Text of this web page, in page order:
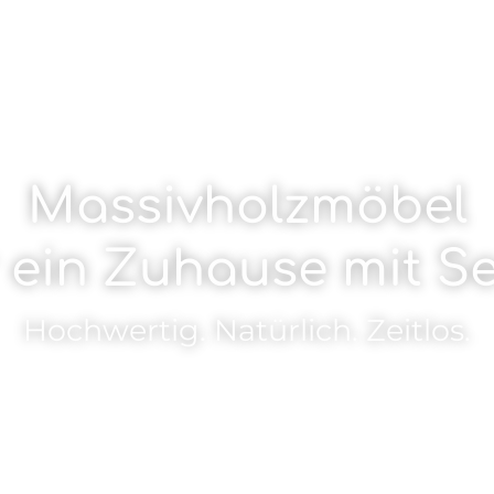
Massivholzmöbel
Zuhause mit
Hochwertig. Natürlich. Zeitlos.